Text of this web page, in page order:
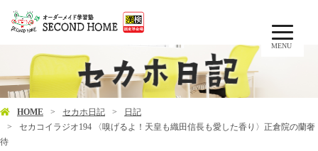
MENU
HOME セカホ日記
日記
セカコイラジオ194 〈嗅げるよ！天皇も織田信長も愛した香り〉正倉院の蘭奢
待